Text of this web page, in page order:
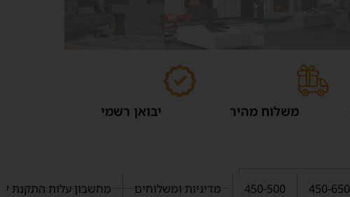
משלוח מהיר יבואן רשמי
450-650
450-500 מדיניות ומשלוחים מחשבון עלות התקנת קמין